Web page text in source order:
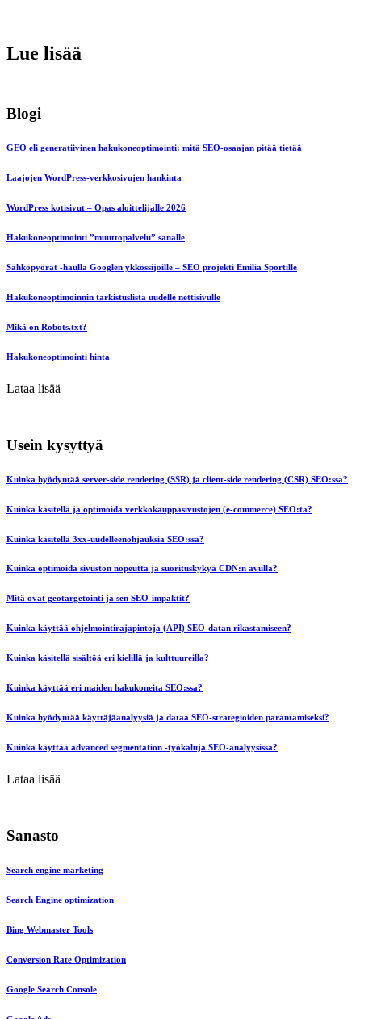
Lue lisää
Blogi
GEO eli generatiivinen hakukoneoptimointi: mitä SEO-osaajan pitää tietää
Laajojen WordPress-verkkosivujen hankinta
WordPress kotisivut – Opas aloittelijalle 2026
Hakukoneoptimointi ”muuttopalvelu” sanalle
Sähköpyörät -haulla Googlen ykkössijoille – SEO projekti Emilia Sportille
Hakukoneoptimoinnin tarkistuslista uudelle nettisivulle
Mikä on Robots.txt?
Hakukoneoptimointi hinta
Lataa lisää
Usein kysyttyä
Kuinka hyödyntää server-side rendering (SSR) ja client-side rendering (CSR) SEO:ssa?
Kuinka käsitellä ja optimoida verkkokauppasivustojen (e-commerce) SEO:ta?
Kuinka käsitellä 3xx-uudelleenohjauksia SEO:ssa?
Kuinka optimoida sivuston nopeutta ja suorituskykyä CDN:n avulla?
Mitä ovat geotargetointi ja sen SEO-impaktit?
Kuinka käyttää ohjelmointirajapintoja (API) SEO-datan rikastamiseen?
Kuinka käsitellä sisältöä eri kielillä ja kulttuureilla?
Kuinka käyttää eri maiden hakukoneita SEO:ssa?
Kuinka hyödyntää käyttäjäanalyysiä ja dataa SEO-strategioiden parantamiseksi?
Kuinka käyttää advanced segmentation -työkaluja SEO-analyysissa?
Lataa lisää
Sanasto
Search engine marketing
Search Engine optimization
Bing Webmaster Tools
Conversion Rate Optimization
Google Search Console